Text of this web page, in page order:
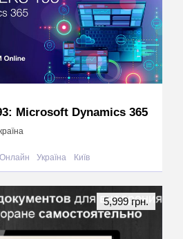
Microsoft Dynamics 365
Онлайн Україна Київ
5,999 грн.